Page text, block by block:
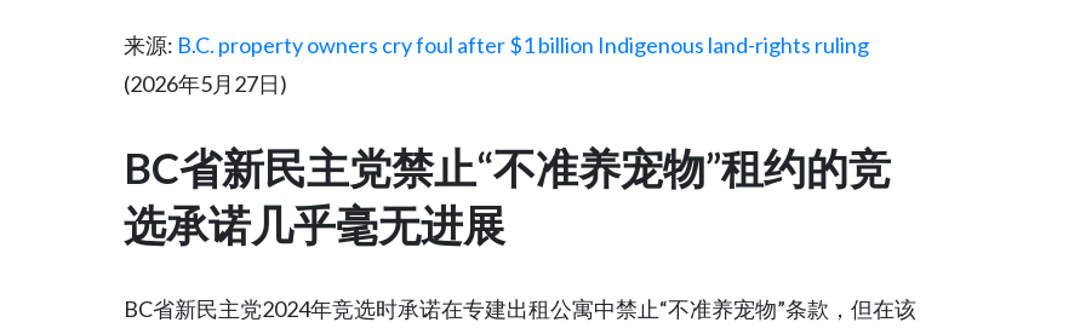
来源: B.C. property owners cry foul after $1 billion Indigenous land-rights ruling
(2026年5月27日)
BC省新民主党禁止“不准养宠物”租约的竞
选承诺几乎毫无进展
BC省新民主党2024年竞选时承诺在专建出租公寓中禁止“不准养宠物”条款，但在该